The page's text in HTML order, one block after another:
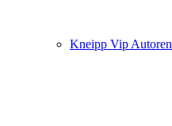
Kneipp Vip Autoren